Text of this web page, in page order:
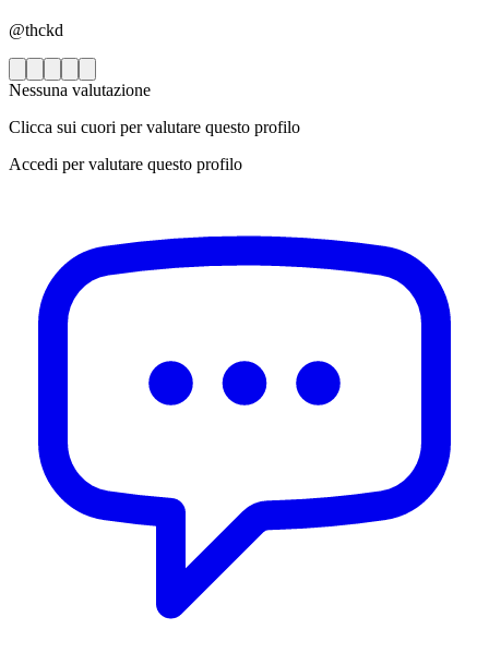
@thckd
Nessuna valutazione
Clicca sui cuori per valutare questo profilo
Accedi per valutare questo profilo